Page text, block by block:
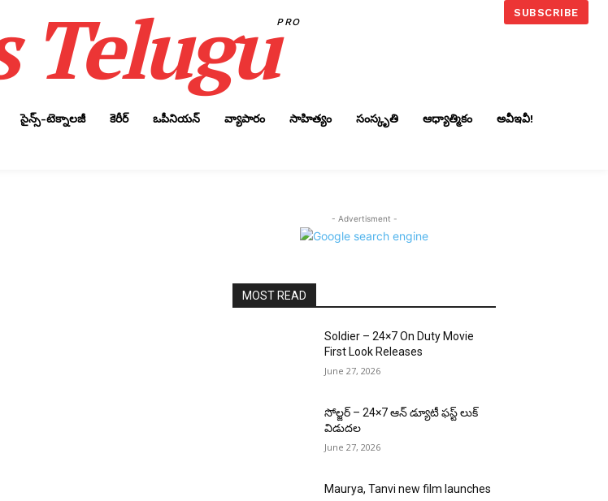
TeluguPRO
SUBSCRIBE
సైన్స్‌-టెక్నాలజీ కెరీర్‌ ఒపీనియన్‌ వ్యాపారం సాహిత్యం సంస్కృతి ఆధ్యాత్మికం అవీఇవీ!
- Advertisment -
MOST READ
Soldier – 24×7 On Duty Movie
First Look Releases
June 27, 2026
సోల్జర్ – 24×7 ఆన్ డ్యూటీ ఫస్ట్ లుక్
విడుదల
June 27, 2026
Maurya, Tanvi new film launches